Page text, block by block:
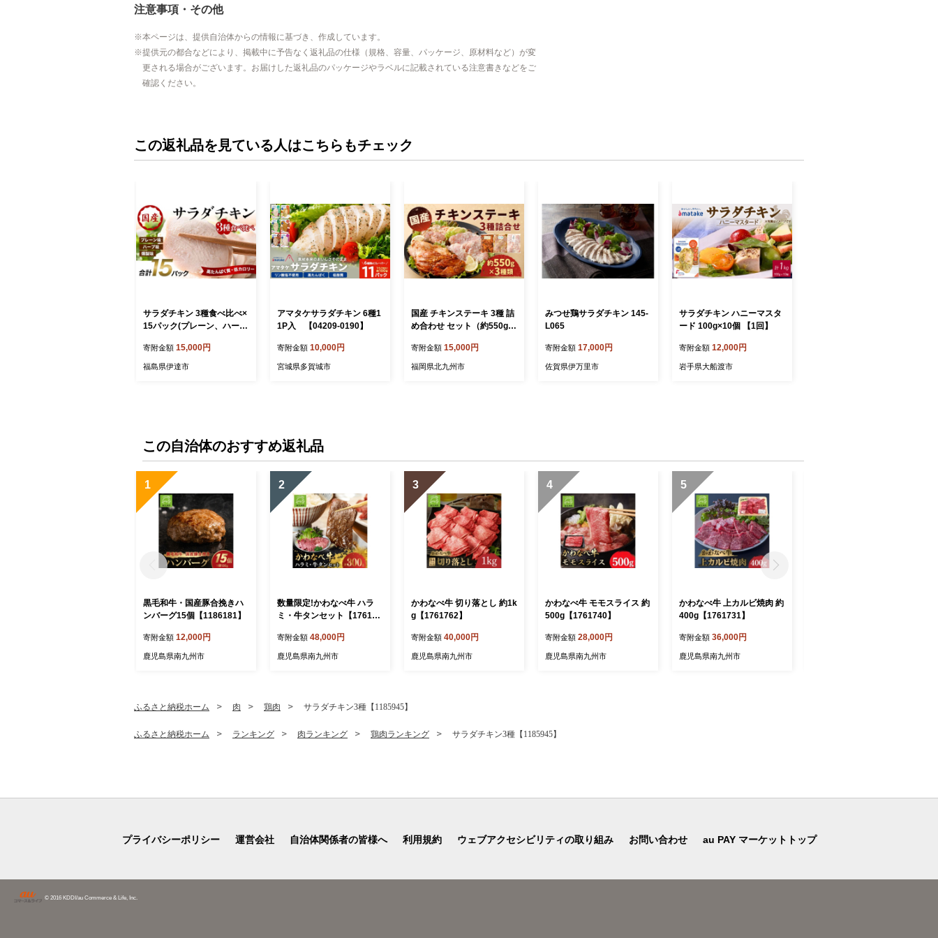
注意事項・その他
本ページは、提供自治体からの情報に基づき、作成しています。
提供元の都合などにより、掲載中に予告なく返礼品の仕様（規格、容量、パッケージ、原材料など）が変
更される場合がございます。お届けした返礼品のパッケージやラベルに記載されている注意書きなどをご
確認ください。
この返礼品を見ている人はこちらもチェック
サラダチキン 3種食べ比べ×
15パック(プレーン、ハー
寄附金額 15,000円
福島県伊達市
アマタケサラダチキン 6種1
1P入 【04209-0190】
寄附金額 10,000円
宮城県多賀城市
国産 チキンステーキ 3種 詰
め合わせ セット（約550g×
ステーキ 鶏肉 鶏モモ お肉
寄附金額 15,000円
福岡県北九州市
みつせ鶏サラダチキン 145-
L065
寄附金額 17,000円
佐賀県伊万里市
サラダチキン ハニーマスタ
ード 100g×10個 【1回】
寄附金額 12,000円
岩手県大船渡市
この自治体のおすすめ返礼品
1
黒毛和牛・国産豚合挽きハ
ンバーグ15個【1186181】
寄附金額 12,000円
鹿児島県南九州市
2
数量限定!かわなべ牛 ハラ
ミ・牛タンセット【176177
寄附金額 48,000円
鹿児島県南九州市
3
かわなべ牛 切り落とし 約1k
g【1761762】
寄附金額 40,000円
鹿児島県南九州市
4
かわなべ牛 モモスライス 約
500g【1761740】
寄附金額 28,000円
鹿児島県南九州市
5
かわなべ牛 上カルビ焼肉 約
400g【1761731】
寄附金額 36,000円
鹿児島県南九州市
ふるさと納税ホーム 肉 鶏肉 サラダチキン3種【1185945】
ふるさと納税ホーム ランキング 肉ランキング 鶏肉ランキング サラダチキン3種【1185945】
プライバシーポリシー 運営会社 自治体関係者の皆様へ 利用規約 ウェブアクセシビリティの取り組み お問い合わせ au PAY マーケットトップ
© 2016 KDDI/au Commerce & Life, Inc.